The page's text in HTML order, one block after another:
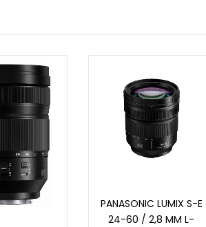
PANASONIC LUMIX S-E
24-60 / 2,8 MM L-